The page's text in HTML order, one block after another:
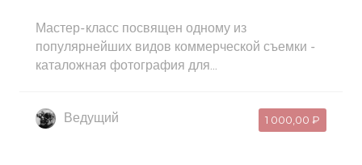
Мастер-класс посвящен одному из
популярнейших видов коммерческой съемки -
каталожная фотография для...
Ведущий 1 000,00 ₽